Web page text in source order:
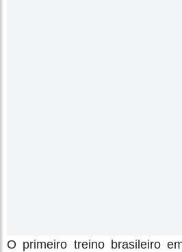
O primeiro treino brasileiro